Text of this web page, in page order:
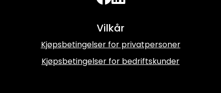
Vilkår
Kjøpsbetingelser for privatpersoner
Kjøpsbetingelser for bedriftskunder